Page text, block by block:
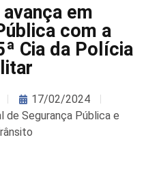
em
com a
Cia da Polícia
17/02/2024
de Segurança Pública e